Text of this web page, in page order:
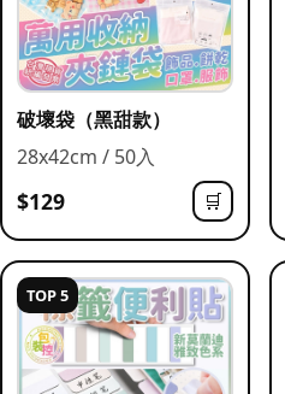
破壞袋（黑甜款）
28x42cm / 50入
$129 🛒
TOP 5